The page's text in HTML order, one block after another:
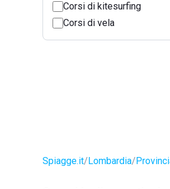
Corsi di kitesurfing
Corsi di vela
Spiagge.it Lombardia